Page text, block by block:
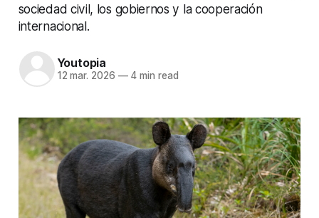
sociedad civil, los gobiernos y la cooperación
internacional.
Youtopia
12 mar. 2026 —4 min read